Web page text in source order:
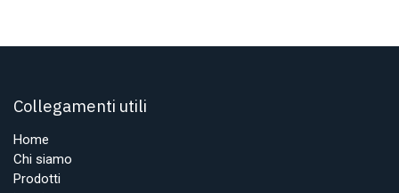
Collegamenti utili
Home
Chi siamo
Prodotti